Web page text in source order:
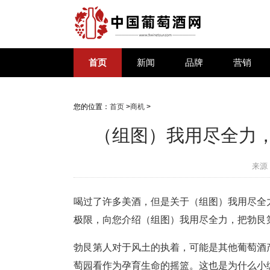
首页 新闻 品牌 营销
您的位置： 首页 >商机 >
（组图）我用尽全
来源
喝过了许多美酒，但是关于（组图）我用尽
极限，向您介绍（组图）我用尽全力，把勃
勃艮第人对于风土的执着，可能是其他葡萄
萄园看作为孕育生命的摇篮。这也是为什么